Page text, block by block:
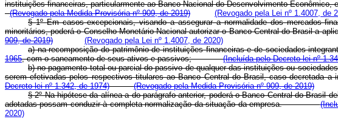
instituições financeiras, particularmente ao Banco Nacional do Desenvolvimento
(Revogado pela Medida Provisória nº 909, de 2019)
(Revogado pela Lei nº 1.4007, de
§ 1º Em casos excepcionais, visando a assegurar a normalidade dos mercados
minoritários, poderá o Conselho Monetário Nacional autorizar o Banco Central do
909, de 2019)
(Revogado pela Lei nº 1.4007, de 2020)
a) na recomposição do patrimônio de instituições financeiras e de sociedades
1965, com o saneamento de seus ativos e passivos;(Incluída pelo Decreto-lei nº
b) no pagamento total ou parcial do passivo de qualquer das instituições ou
serem efetivadas pelos respectivos titulares ao Banco Central do Brasil, caso
Decreto-lei nº 1.342, de 1974)
(Revogado pela Medida Provisória nº 909, de 2019)
§ 2º Na hipótese da alínea a do parágrafo anterior, poderá o Banco Central do Brasil
adotadas possam conduzir à completa normalização da situação da empresa.
2020)